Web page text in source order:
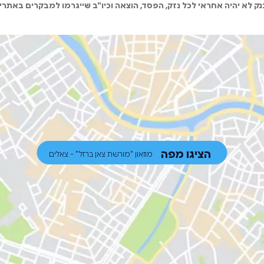
לא יהיה אחראי לכל נזק, הפסד, הוצאה וכיו"ב שייגרמו למבקרים
הציגו מפה מוזאון "מורשת צאן ברזל" - צאלים